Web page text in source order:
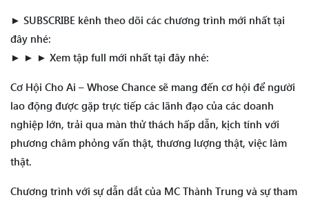
► SUBSCRIBE kênh theo dõi các chương trình mới nhất tại
đây nhé:
► ► ► Xem tập full mới nhất tại đây nhé:
Cơ Hội Cho Ai – Whose Chance sẽ mang đến cơ hội để người
lao động được gặp trực tiếp các lãnh đạo của các doanh
nghiệp lớn, trải qua màn thử thách hấp dẫn, kịch tính với
phương châm phỏng vấn thật, thương lượng thật, việc làm
thật.
Chương trình với sự dẫn dắt của MC Thành Trung và sự tham